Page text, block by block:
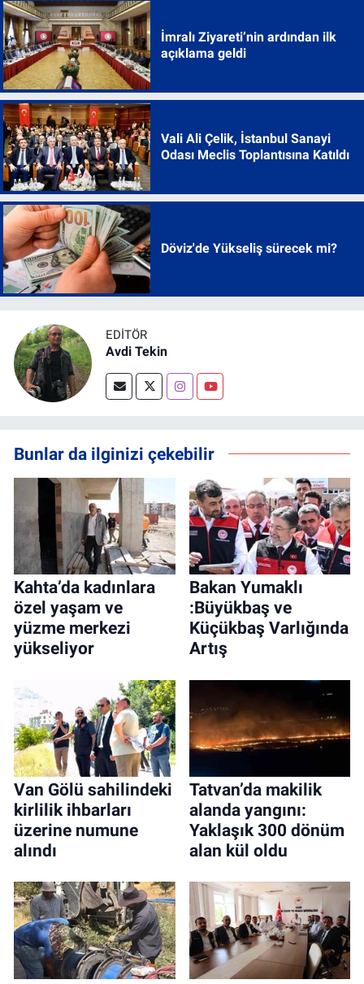
İmralı Ziyareti’nin ardından ilk
açıklama geldi
Vali Ali Çelik, İstanbul Sanayi
Odası Meclis Toplantısına Katıldı
Döviz'de Yükseliş sürecek mi?
EDITÖR
Avdi Tekin
Bunlar da ilginizi çekebilir
Kahta’da kadınlara
özel yaşam ve
yüzme merkezi
yükseliyor
Bakan Yumaklı
:Büyükbaş ve
Küçükbaş Varlığında
Artış
Van Gölü sahilindeki
kirlilik ihbarları
üzerine numune
alındı
Tatvan’da makilik
alanda yangını:
Yaklaşık 300 dönüm
alan kül oldu